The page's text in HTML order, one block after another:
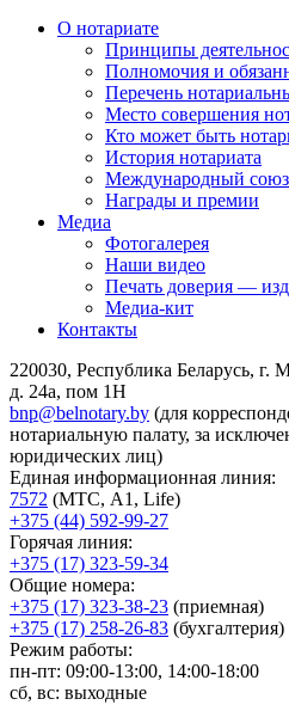
О нотариате
Принципы
Полномочия и
Перечень
Место совершения
Кто может быть
История нотариата
Международный союз
Награды и премии
Медиа
Фотогалерея
Наши видео
Печать доверия —
Медиа-кит
Контакты
220030, Республика Беларусь, г.
д. 24а, пом 1Н
bnp@belnotary.by (для
нотариальную палату, за
юридических лиц)
Единая информационная линия:
7572 (МТС, A1, Life)
+375 (44) 592-99-27
Горячая линия:
+375 (17) 323-59-34
Общие номера:
+375 (17) 323-38-23 (приемная)
+375 (17) 258-26-83 (бухгалтерия)
Режим работы:
пн-пт: 09:00-13:00, 14:00-18:00
сб, вс: выходные